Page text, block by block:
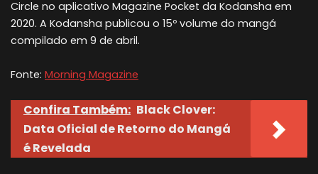
Circle no aplicativo Magazine Pocket da Kodansha em
2020. A Kodansha publicou o 15º volume do mangá
compilado em 9 de abril.
Fonte: Morning Magazine
Confira Também: Black Clover:
Data Oficial de Retorno do Mangá
é Revelada